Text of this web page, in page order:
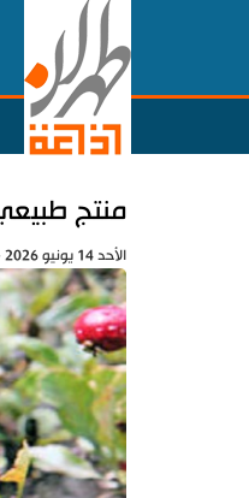
منتج
الأحد 14 يونيو 2026 - 18:28 بتوقيت طهران